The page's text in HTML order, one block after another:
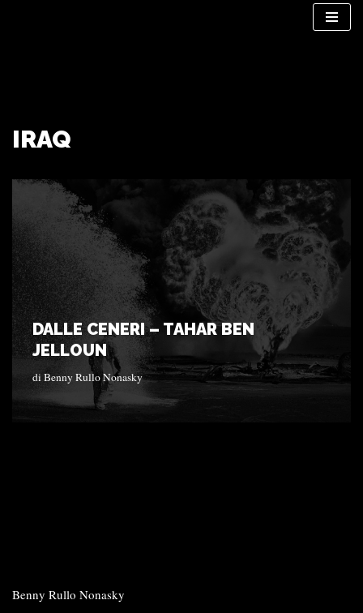
IRAQ
DALLE CENERI – TAHAR BEN
JELLOUN
diBenny Rullo Nonasky
Benny Rullo Nonasky